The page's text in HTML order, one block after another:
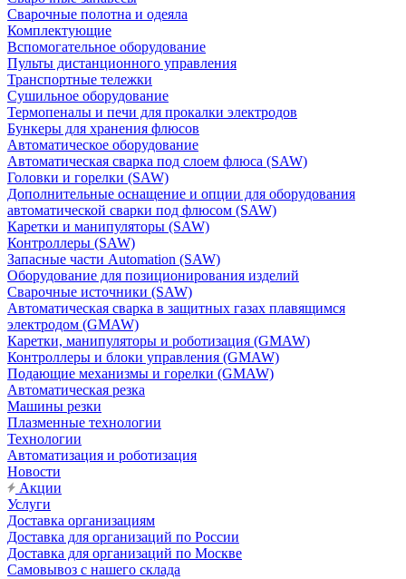
Сварочные полотна и одеяла
Комплектующие
Вспомогательное оборудование
Пульты дистанционного управления
Транспортные тележки
Сушильное оборудование
Термопеналы и печи для прокалки электродов
Бункеры для хранения флюсов
Автоматическое оборудование
Автоматическая сварка под слоем флюса (SAW)
Головки и горелки (SAW)
Дополнительные оснащение и опции для оборудования
автоматической сварки под флюсом (SAW)
Каретки и манипуляторы (SAW)
Контроллеры (SAW)
Запасные части Automation (SAW)
Оборудование для позиционирования изделий
Сварочные источники (SAW)
Автоматическая сварка в защитных газах плавящимся
электродом (GMAW)
Каретки, манипуляторы и роботизация (GMAW)
Контроллеры и блоки управления (GMAW)
Подающие механизмы и горелки (GMAW)
Автоматическая резка
Машины резки
Плазменные технологии
Технологии
Автоматизация и роботизация
Новости
Акции
Услуги
Доставка организациям
Доставка для организаций по России
Доставка для организаций по Москве
Самовывоз с нашего склада